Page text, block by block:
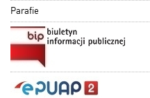
Parafie